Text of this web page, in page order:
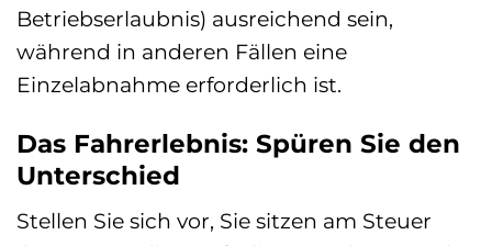
Betriebserlaubnis) ausreichend sein,
während in anderen Fällen eine
Einzelabnahme erforderlich ist.
Das Fahrerlebnis: Spüren Sie den
Unterschied
Stellen Sie sich vor, Sie sitzen am Steuer